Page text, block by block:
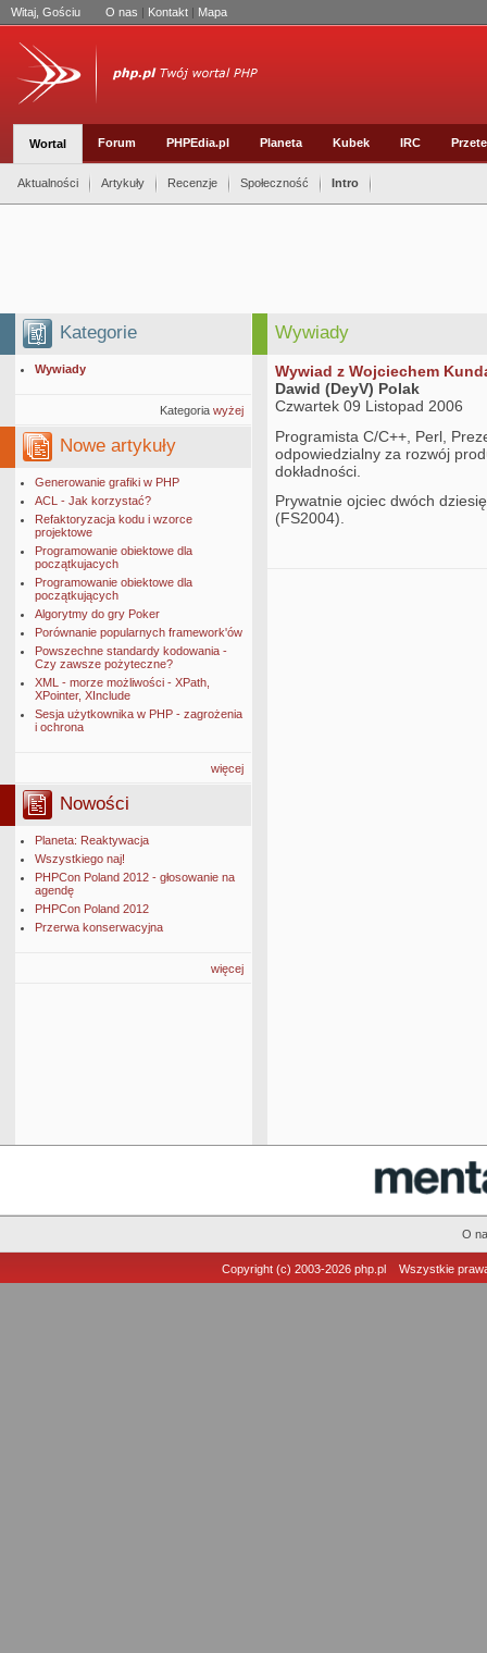
Witaj, Gościu O nas | Kontakt | Mapa
Wortal Forum PHPEdia.pl Planeta Kubek IRC
Aktualności Artykuły Recenzje Społeczność Intro
Kategorie
Wywiady
Kategoria wyżej
Nowe artykuły
Generowanie grafiki w PHP
ACL - Jak korzystać?
Refaktoryzacja kodu i wzorce
projektowe
Programowanie obiektowe dla
początkujacych
Programowanie obiektowe dla
początkujących
Algorytmy do gry Poker
Porównanie popularnych framework'ów
Powszechne standardy kodowania -
Czy zawsze pożyteczne?
XML - morze możliwości - XPath,
XPointer, XInclude
Sesja użytkownika w PHP - zagrożenia
i ochrona
więcej
Nowości
Planeta: Reaktywacja
Wszystkiego naj!
PHPCon Poland 2012 - głosowanie na
agendę
PHPCon Poland 2012
Przerwa konserwacyjna
więcej
Wywiady
Wywiad z Wojciechem
Dawid (DeyV) Polak
Czwartek 09 Listopad 2006
Programista C/C++, Perl,
odpowiedzialny za rozwój
dokładności.
Prywatnie ojciec dwóch
(FS2004).
O
Copyright (c) 2003-2026 php.plWszystkie